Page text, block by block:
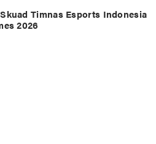
Timnas Esports Indonesia
2026